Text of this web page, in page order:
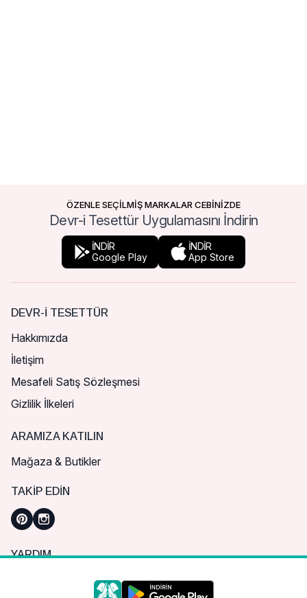
ÖZENLE SEÇİLMİŞ MARKALAR CEBİNİZDE
Devr-i Tesettür Uygulamasını İndirin
İNDİR
Google Play
İNDİR
App Store
DEVR-I TESETTÜR
Hakkımızda
İletişim
Mesafeli Satış Sözleşmesi
Gizlilik İlkeleri
ARAMIZA KATILIN
Mağaza & Butikler
TAKIP EDIN
YARDIM
Sık Sorulan Sorular